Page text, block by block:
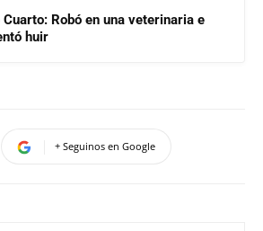
Cuarto: Robó en una veterinaria e
huir
+ Seguinos en Google